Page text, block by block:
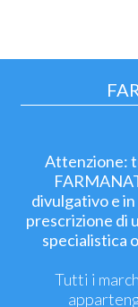
Attenzione:
divulgativo e
prescrizione di
specialistica
Tutti i